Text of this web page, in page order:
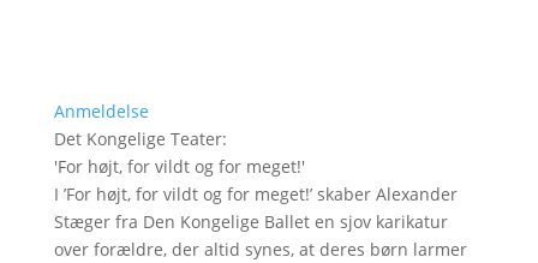
Anmeldelse
Det Kongelige Teater:
'For højt, for vildt og for meget!'
I ’For højt, for vildt og for meget!’ skaber Alexander
Stæger fra Den Kongelige Ballet en sjov karikatur
over forældre, der altid synes, at deres børn larmer